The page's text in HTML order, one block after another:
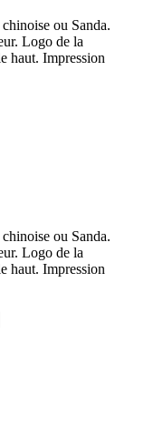
ou Sanda.
Logo de la
haut. Impression
ou Sanda.
Logo de la
haut. Impression